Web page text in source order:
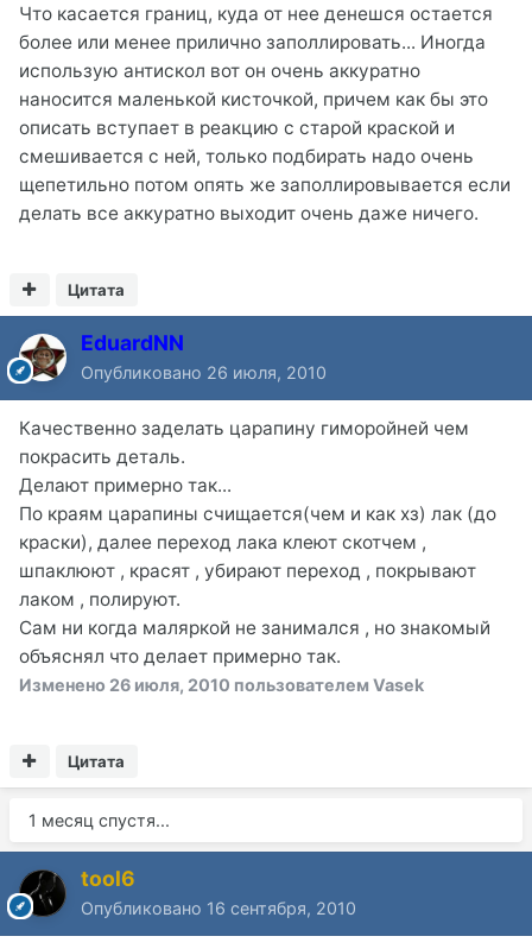
Что касается границ, куда от нее денешся остается
более или менее прилично заполлировать... Иногда
использую антискол вот он очень аккуратно
наносится маленькой кисточкой, причем как бы это
описать вступает в реакцию с старой краской и
смешивается с ней, только подбирать надо очень
щепетильно потом опять же заполлировывается если
делать все аккуратно выходит очень даже ничего.
Цитата
EduardNN
Опубликовано 26 июля, 2010
Качественно заделать царапину гиморойней чем
покрасить деталь.
Делают примерно так...
По краям царапины счищается(чем и как хз) лак (до
краски), далее переход лака клеют скотчем ,
шпаклюют , красят , убирают переход , покрывают
лаком , полируют.
Сам ни когда маляркой не занимался , но знакомый
объяснял что делает примерно так.
Изменено 26 июля, 2010 пользователем Vasek
Цитата
1 месяц спустя...
tool6
Опубликовано 16 сентября, 2010